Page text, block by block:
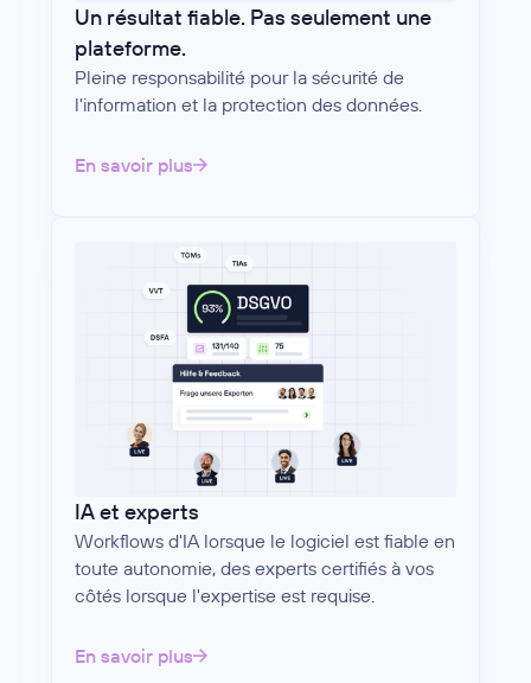
Un résultat fiable. Pas seulement une
plateforme.
Pleine responsabilité pour la sécurité de
l'information et la protection des données.
En savoir plus
IA et experts
Workflows d'IA lorsque le logiciel est fiable en
toute autonomie, des experts certifiés à vos
côtés lorsque l'expertise est requise.
En savoir plus